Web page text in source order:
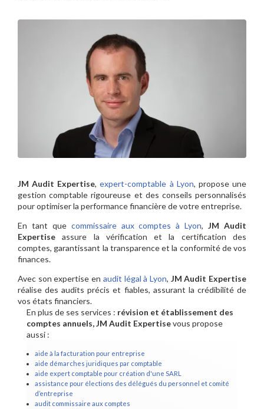
JM Audit Expertise,expert-comptable à Lyon, propose une
gestion comptable rigoureuse et des conseils personnalisés
pour optimiser la performance financière de votre entreprise.
En tant que commissaire aux comptes à Lyon,JM Audit
Expertise assure la vérification et la certification des
comptes, garantissant la transparence et la conformité de vos
finances.
Avec son expertise en audit légal à Lyon, JM Audit Expertise
réalise des audits précis et fiables, assurant la crédibilité de
vos états financiers.
En plus de ses services : révision et établissement des
comptes annuels, JM Audit Expertisevous propose
aussi :
aide à la facturation pour entreprise
aide démarches juridiques par comptable
aide expert comptable pour création d'une SARL
assistance pour élections des délégués du personnel et comité
d’entreprise
audit commissaire aux comptes